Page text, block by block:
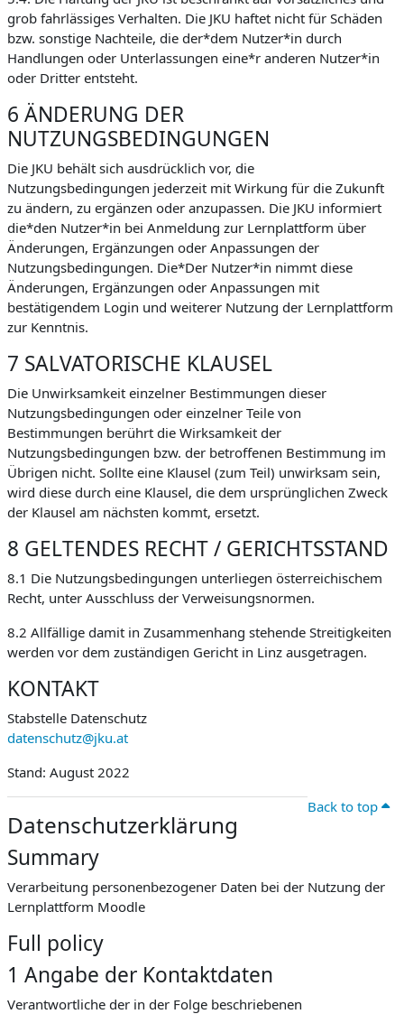
grob fahrlässiges Verhalten. Die JKU haftet nicht für Schäden
bzw. sonstige Nachteile, die der*dem Nutzer*in durch
Handlungen oder Unterlassungen eine*r anderen Nutzer*in
oder Dritter entsteht.
6 ÄNDERUNG DER
NUTZUNGSBEDINGUNGEN
Die JKU behält sich ausdrücklich vor, die
Nutzungsbedingungen jederzeit mit Wirkung für die Zukunft
zu ändern, zu ergänzen oder anzupassen. Die JKU informiert
die*den Nutzer*in bei Anmeldung zur Lernplattform über
Änderungen, Ergänzungen oder Anpassungen der
Nutzungsbedingungen. Die*Der Nutzer*in nimmt diese
Änderungen, Ergänzungen oder Anpassungen mit
bestätigendem Login und weiterer Nutzung der Lernplattform
zur Kenntnis.
7 SALVATORISCHE KLAUSEL
Die Unwirksamkeit einzelner Bestimmungen dieser
Nutzungsbedingungen oder einzelner Teile von
Bestimmungen berührt die Wirksamkeit der
Nutzungsbedingungen bzw. der betroffenen Bestimmung im
Übrigen nicht. Sollte eine Klausel (zum Teil) unwirksam sein,
wird diese durch eine Klausel, die dem ursprünglichen Zweck
der Klausel am nächsten kommt, ersetzt.
8 GELTENDES RECHT / GERICHTSSTAND
8.1 Die Nutzungsbedingungen unterliegen österreichischem
Recht, unter Ausschluss der Verweisungsnormen.
8.2 Allfällige damit in Zusammenhang stehende Streitigkeiten
werden vor dem zuständigen Gericht in Linz ausgetragen.
KONTAKT
Stabstelle Datenschutz
datenschutz@jku.at
Stand: August 2022
Back to top
Datenschutzerklärung
Summary
Verarbeitung personenbezogener Daten bei der Nutzung der
Lernplattform Moodle
Full policy
1 Angabe der Kontaktdaten
Verantwortliche der in der Folge beschriebenen